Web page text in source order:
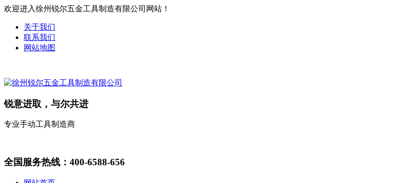
欢迎进入徐州锐尔五金工具制造有限公司网站！
关于我们
联系我们
网站地图
锐意进取，与尔共进
专业手动工具制造商
全国服务热线： 400-6588-656